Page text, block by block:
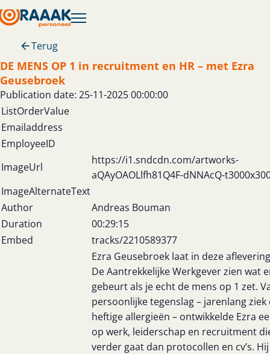
Terug
DE MENS OP 1 in recruitment en HR – met Ezra
Geusebroek
Publication date: 25-11-2025 00:00:00
ListOrderValue
Emailaddress
EmployeeID
ImageUrl
https://i1.sndcdn.com/artworks-
aQAyOAOLlfh81Q4F-dNNAcQ-
ImageAlternateText
Author
Andreas Bouman
Duration
00:29:15
Embed
tracks/2210589377
Ezra Geusebroek laat in deze
De Aantrekkelijke Werkgever zien wat
gebeurt als je echt de mens op 1 zet.
persoonlijke tegenslag – jarenlang
heftige allergieën – ontwikkelde Ezra
op werk, leiderschap en recruitment
verder gaat dan protocollen en cv’s.